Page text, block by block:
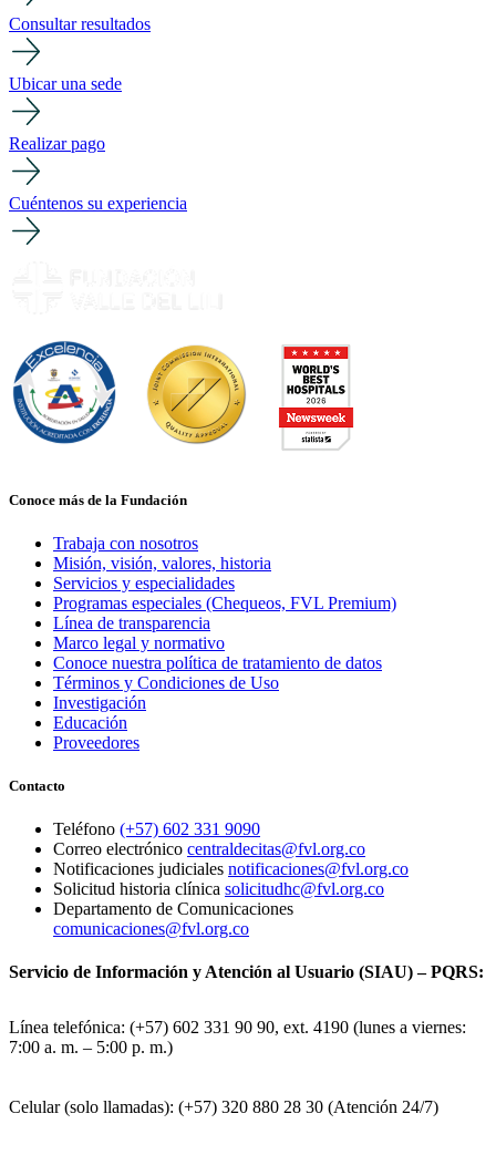
Consultar resultados
Ubicar una sede
Realizar pago
Cuéntenos su experiencia
Conoce más de la Fundación
Trabaja con nosotros
Misión, visión, valores, historia
Servicios y especialidades
Programas especiales (Chequeos, FVL Premium)
Línea de transparencia
Marco legal y normativo
Conoce nuestra política de tratamiento de datos
Términos y Condiciones de Uso
Investigación
Educación
Proveedores
Contacto
Teléfono (+57) 602 331 9090
Correo electrónico centraldecitas@fvl.org.co
Notificaciones judiciales notificaciones@fvl.org.co
Solicitud historia clínica solicitudhc@fvl.org.co
Departamento de Comunicaciones
comunicaciones@fvl.org.co
Servicio de Información y Atención al Usuario (SIAU) – PQRS:
Línea telefónica: (+57) 602 331 90 90, ext. 4190 (lunes a viernes:
7:00 a. m. – 5:00 p. m.)
Celular (solo llamadas): (+57) 320 880 28 30 (Atención 24/7)